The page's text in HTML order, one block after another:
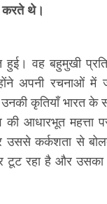
करते थे।
हुई। वह बहुमुखी
अपनी रचनाओं में
कृतियाँ भारत के
की आधारभूत
उससे कर्कशता से
रहा है और उसका